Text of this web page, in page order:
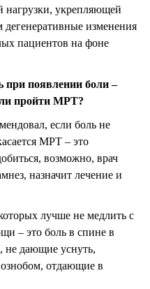
нагрузки, укрепляющей
изменения
пациентов на фоне
при появлении боли –
пройти МРТ?
если боль не
МРТ – это
возможно, врач
назначит лечение и
лучше не медлить с
– это боль в спине в
не дающие уснуть,
отдающие в